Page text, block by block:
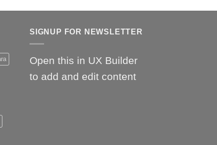
SIGNUP FOR NEWSLETTER
Open this in UX Builder
to add and edit content